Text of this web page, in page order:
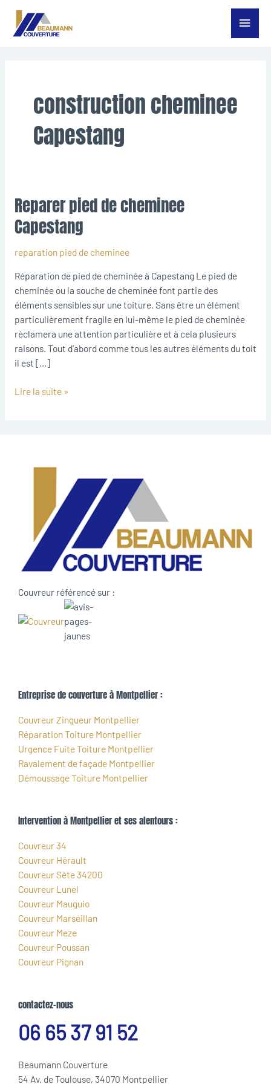
Aller
Menu
construction cheminee
Capestang
Reparer pied de cheminee
Capestang
reparation pied de cheminee
Réparation de pied de cheminée à Capestang Le pied de
cheminée ou la souche de cheminée font partie des
éléments sensibles sur une toiture. Sans être un élément
particulièrement fragile en lui-même le pied de cheminée
réclamera une attention particulière et à cela plusieurs
raisons. Tout d’abord comme tous les autres éléments du toit
il est […]
Reparer
pied
de
Capestang
Lire la suite »
Couvreur référencé sur :
Entreprise de couverture à Montpellier :
Couvreur Zingueur Montpellier
Réparation Toiture Montpellier
Urgence Fuite Toiture Montpellier
Ravalement de façade Montpellier
Démoussage Toiture Montpellier
Intervention à Montpellier et ses alentours :
Couvreur 34
Couvreur Hérault
Couvreur Sète 34200
Couvreur Lunel
Couvreur Mauguio
Couvreur Marseillan
Couvreur Meze
Couvreur Poussan
Couvreur Pignan
contactez-nous
06 65 37 91 52
Beaumann Couverture
54 Av. de Toulouse, 34070 Montpellier